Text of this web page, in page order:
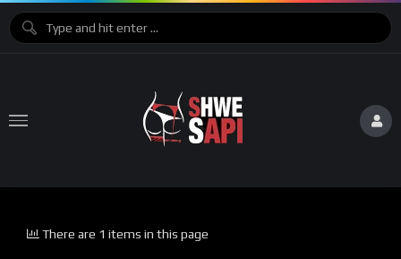
There are 1 items in this page